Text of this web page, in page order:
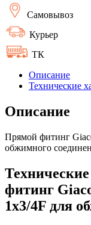
Самовывоз
Курьер
ТК
Описание
Технические
Описание
Прямой фитинг
обжимного
фитинг
1x3/4F для